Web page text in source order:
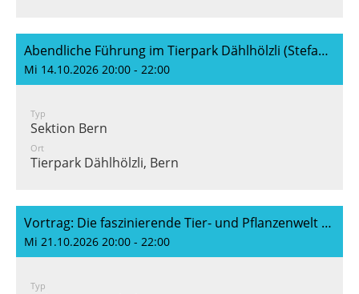
Abendliche Führung im Tierpark Dählhölzli (Stefan Hoby)
Mi 14.10.2026 20:00 - 22:00
Typ
Sektion Bern
Ort
Tierpark Dählhölzli, Bern
Vortrag: Die faszinierende Tier- und Pflanzenwelt der Seychellen (Stefan Kundert)
Mi 21.10.2026 20:00 - 22:00
Typ